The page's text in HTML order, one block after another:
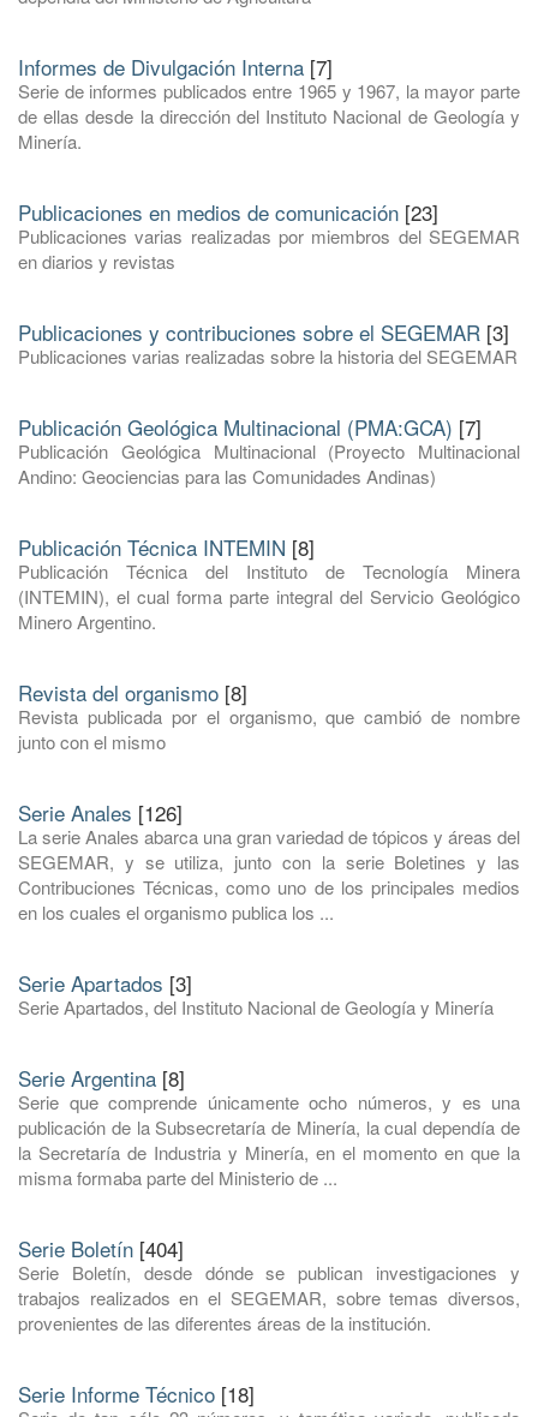
Informes de Divulgación Interna [7]
Serie de informes publicados entre 1965 y 1967, la mayor parte
de ellas desde la dirección del Instituto Nacional de Geología y
Minería.
Publicaciones en medios de comunicación [23]
Publicaciones varias realizadas por miembros del SEGEMAR
en diarios y revistas
Publicaciones y contribuciones sobre el SEGEMAR [3]
Publicaciones varias realizadas sobre la historia del SEGEMAR
Publicación Geológica Multinacional (PMA:GCA) [7]
Publicación Geológica Multinacional (Proyecto Multinacional
Andino: Geociencias para las Comunidades Andinas)
Publicación Técnica INTEMIN [8]
Publicación Técnica del Instituto de Tecnología Minera
(INTEMIN), el cual forma parte integral del Servicio Geológico
Minero Argentino.
Revista del organismo [8]
Revista publicada por el organismo, que cambió de nombre
junto con el mismo
Serie Anales [126]
La serie Anales abarca una gran variedad de tópicos y áreas del
SEGEMAR, y se utiliza, junto con la serie Boletines y las
Contribuciones Técnicas, como uno de los principales medios
en los cuales el organismo publica los ...
Serie Apartados [3]
Serie Apartados, del Instituto Nacional de Geología y Minería
Serie Argentina [8]
Serie que comprende únicamente ocho números, y es una
publicación de la Subsecretaría de Minería, la cual dependía de
la Secretaría de Industria y Minería, en el momento en que la
misma formaba parte del Ministerio de ...
Serie Boletín [404]
Serie Boletín, desde dónde se publican investigaciones y
trabajos realizados en el SEGEMAR, sobre temas diversos,
provenientes de las diferentes áreas de la institución.
Serie Informe Técnico [18]